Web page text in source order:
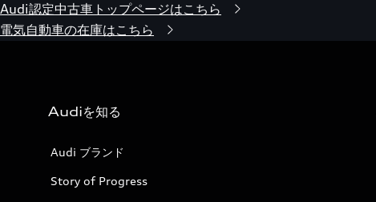
Audi認定中古車トップページはこちら
電気自動車の在庫はこちら
Audiを知る
Audi ブランド
Story of Progress